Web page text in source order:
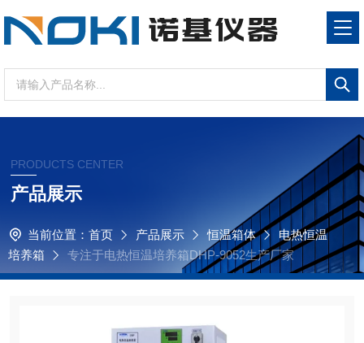
PRODUCTS CENTER
产品展示
当前位置： 首页 产品展示 恒温箱体
电热恒温
培养箱
专注于电热恒温培养箱DHP-9052生产厂家